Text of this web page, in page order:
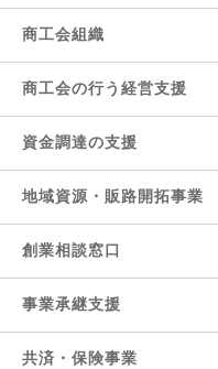
商工会組織
商工会の行う経営支援
資金調達の支援
地域資源・販路開拓事業
創業相談窓口
事業承継支援
共済・保険事業